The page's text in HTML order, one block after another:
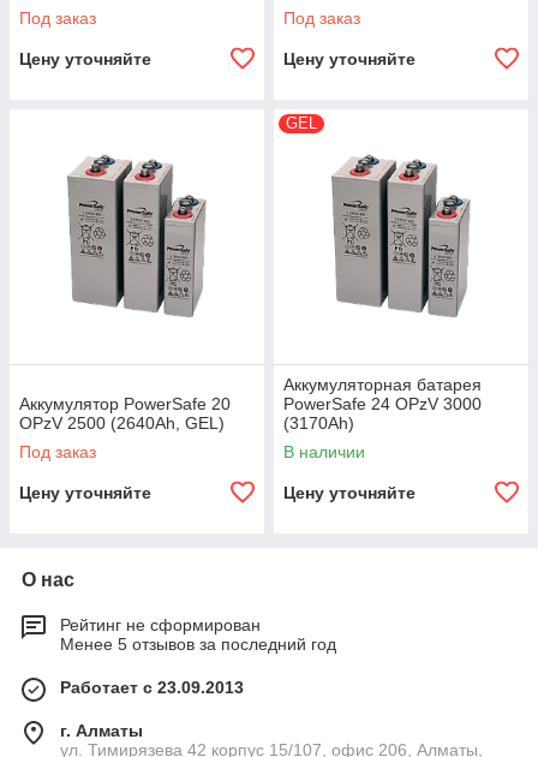
Под заказ
Цену уточняйте
Под заказ
Цену уточняйте
Аккумулятор PowerSafe 20
OPzV 2500 (2640Ah, GEL)
Под заказ
Цену уточняйте
GEL
Аккумуляторная батарея
PowerSafe 24 OPzV 3000
(3170Ah)
В наличии
Цену уточняйте
О нас
Рейтинг не сформирован
Менее 5 отзывов за последний год
Работает с 23.09.2013
г. Алматы
ул. Тимирязева 42 корпус 15/107, офис 206, Алматы,